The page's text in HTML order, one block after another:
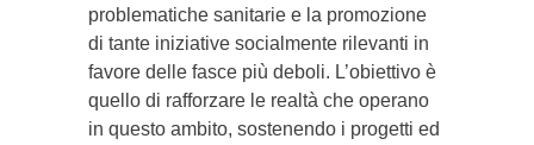
problematiche sanitarie e la promozione
di tante iniziative socialmente rilevanti in
favore delle fasce più deboli. L’obiettivo è
quello di rafforzare le realtà che operano
in questo ambito, sostenendo i progetti ed